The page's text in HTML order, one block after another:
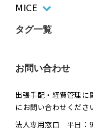
MICE
タグ一覧
お問い合わせ
出張手配・経費管理に
にお問い合わせくださ
法人専用窓口 平日：